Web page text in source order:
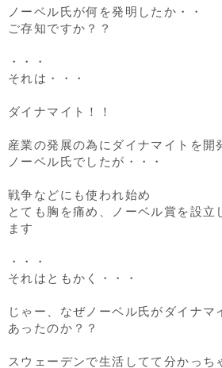
ノーベル氏が何を発明したか・・
ご存知ですか？？
・・・
それは・・・
ダイナマイト！！
産業の発展の為にダイナマイトを開
ノーベル氏でしたが・・・
戦争などにも使われ始め
とても胸を痛め、ノーベル賞を設立
ます
・・・
それはともかく・・・
じゃー、なぜノーベル氏がダイナマ
あったのか？？
スウェーデンで生活してて分かっち